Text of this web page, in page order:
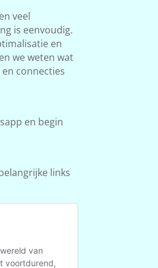
veel
is eenvoudig.
en
we weten wat
connecties
en begin
links